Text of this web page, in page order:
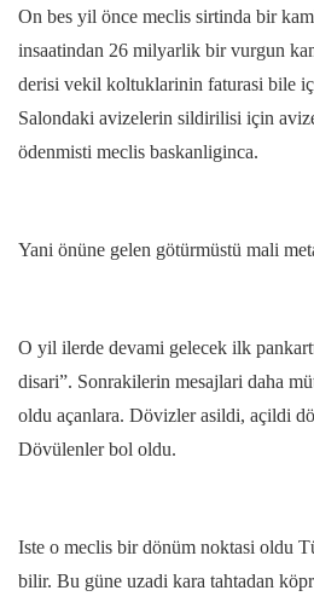
On bes yil önce meclis sirtinda bir
insaatindan 26 milyarlik bir vurgun
derisi vekil koltuklarinin faturasi bile
Salondaki avizelerin sildirilisi için
ödenmisti meclis baskanliginca.
Yani önüne gelen götürmüstü mali
O yil ilerde devami gelecek ilk
disari”. Sonrakilerin mesajlari daha
oldu açanlara. Dövizler asildi, açildi
Dövülenler bol oldu.
Iste o meclis bir dönüm noktasi oldu
bilir. Bu güne uzadi kara tahtadan